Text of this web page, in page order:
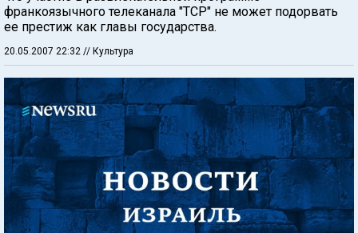
франкоязычного телеканала "ТСР" не может подорвать
ее престиж как главы государства.
20.05.2007 22:32 // Культура